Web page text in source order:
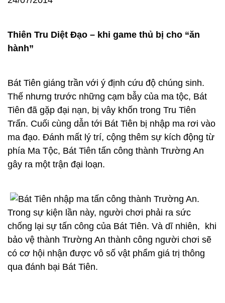
Thiên Tru Diệt Đạo – khi game thủ bị cho “ăn
hành”
Bát Tiên giáng trần với ý định cứu độ chúng sinh.
Thế nhưng trước những cạm bẫy của ma tộc, Bát
Tiên đã gặp đại nạn, bị vây khốn trong Tru Tiên
Trấn. Cuối cùng dẫn tới Bát Tiên bị nhập ma rơi vào
ma đạo. Đánh mất lý trí, cộng thêm sự kích động từ
phía Ma Tộc, Bát Tiên tấn công thành Trường An
gây ra một trận đại loạn.
Trong sự kiện lần này, người chơi phải ra sức
chống lại sự tấn công của Bát Tiên. Và dĩ nhiên, khi
bảo vệ thành Trường An thành công người chơi sẽ
có cơ hội nhận được vô số vật phẩm giá trị thông
qua đánh bại Bát Tiên.